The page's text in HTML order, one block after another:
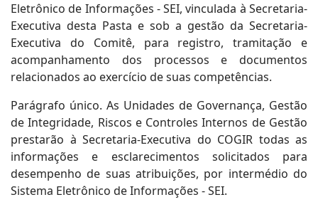
Eletrônico de Informações - SEI, vinculada à Secretaria-
Executiva desta Pasta e sob a gestão da Secretaria-
Executiva do Comitê, para registro, tramitação e
acompanhamento dos processos e documentos
relacionados ao exercício de suas competências.
Parágrafo único. As Unidades de Governança, Gestão
de Integridade, Riscos e Controles Internos de Gestão
prestarão à Secretaria-Executiva do COGIR todas as
informações e esclarecimentos solicitados para
desempenho de suas atribuições, por intermédio do
Sistema Eletrônico de Informações - SEI.